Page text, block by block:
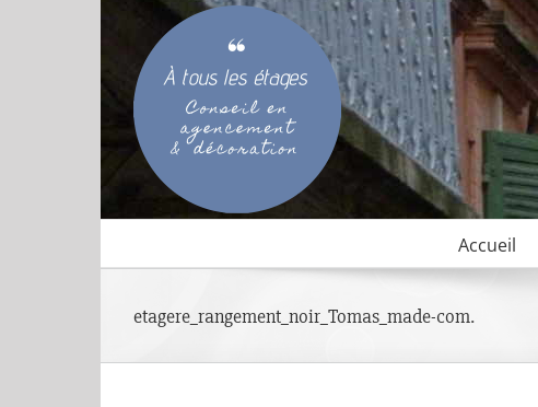
Accueil
etagere_rangement_noir_Tomas_made-com.